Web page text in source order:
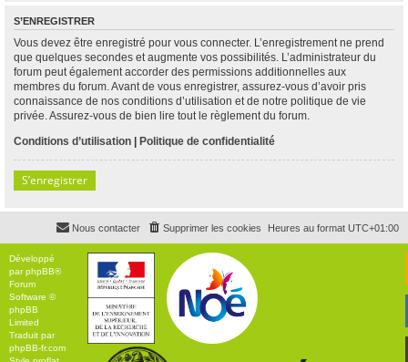
S’ENREGISTRER
Vous devez être enregistré pour vous connecter. L’enregistrement ne prend
que quelques secondes et augmente vos possibilités. L’administrateur du
forum peut également accorder des permissions additionnelles aux
membres du forum. Avant de vous enregistrer, assurez-vous d’avoir pris
connaissance de nos conditions d’utilisation et de notre politique de vie
privée. Assurez-vous de bien lire tout le règlement du forum.
Conditions d’utilisation | Politique de confidentialité
S’enregistrer
Heures au format UTC+01:00
Supprimer les cookies
Nous contacter
Développé
parphpBB®
Forum
Software ©
phpBB
Limited
Traduit par
phpBB-fr.com